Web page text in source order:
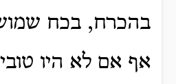
בהכרח, בכח
אף אם לא היו